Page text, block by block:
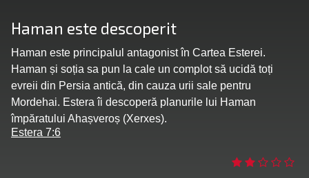
Haman este descoperit
Haman este principalul antagonist în Cartea Esterei.
Haman și soția sa pun la cale un complot să ucidă toți
evreii din Persia antică, din cauza urii sale pentru
Mordehai. Estera îi descoperă planurile lui Haman
împăratului Ahașveroș (Xerxes).
Estera 7:6